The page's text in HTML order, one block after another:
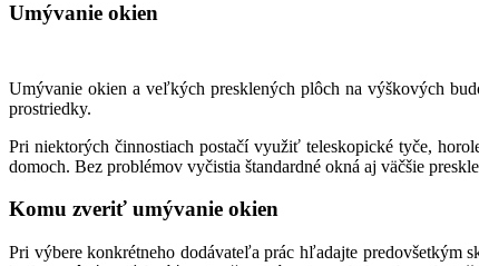
Umývanie okien
Umývanie okien a veľkých presklených plôch na výškových
prostriedky.
Pri niektorých činnostiach postačí využiť teleskopické tyče,
domoch. Bez problémov vyčistia štandardné okná aj väčšie
Komu zveriť umývanie okien
Pri výbere konkrétneho dodávateľa prác hľadajte predovšetkým